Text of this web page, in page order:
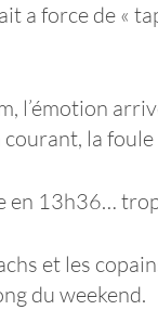
a force de «
l’émotion
la foule
13h36…
et les
du weekend.